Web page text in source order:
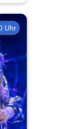
Uhr